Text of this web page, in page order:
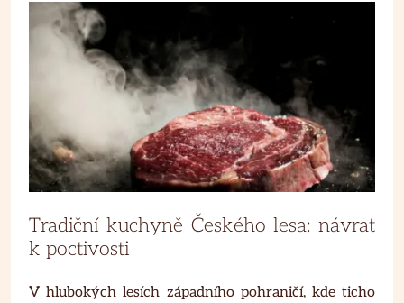
Tradiční kuchyně Českého lesa: návrat
k poctivosti
V hlubokých lesích západního pohraničí, kde ticho